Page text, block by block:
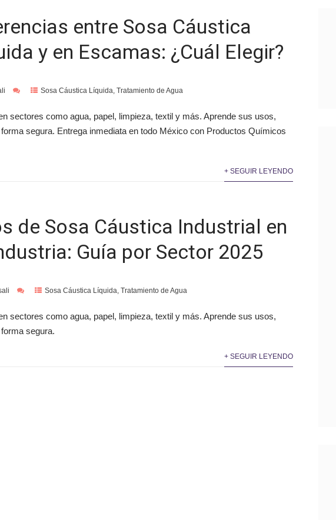
entre Sosa Cáustica
y en Escamas: ¿Cuál Elegir?
Sosa Cáustica Líquida, Tratamiento de Agua
sectores como agua, papel, limpieza, textil y más. Aprende sus usos,
segura. Entrega inmediata en todo México con Productos Químicos
+ SEGUIR LEYENDO
de Sosa Cáustica Industrial en
Guía por Sector 2025
Sosa Cáustica Líquida, Tratamiento de Agua
sectores como agua, papel, limpieza, textil y más. Aprende sus usos,
segura.
+ SEGUIR LEYENDO